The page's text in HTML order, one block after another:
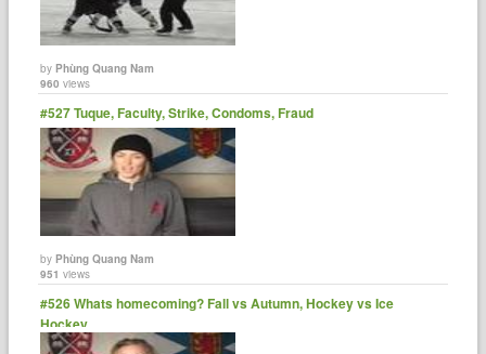
byPhùng Quang Nam
960 views
#527 Tuque, Faculty, Strike, Condoms, Fraud
byPhùng Quang Nam
951 views
#526 Whats homecoming? Fall vs Autumn, Hockey vs Ice
Hockey